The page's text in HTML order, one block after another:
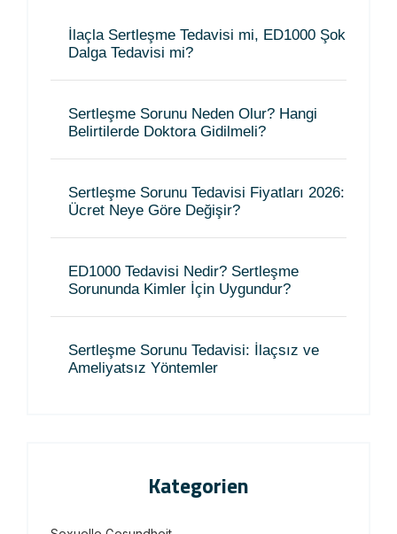
İlaçla Sertleşme Tedavisi mi, ED1000 Şok
Dalga Tedavisi mi?
Sertleşme Sorunu Neden Olur? Hangi
Belirtilerde Doktora Gidilmeli?
Sertleşme Sorunu Tedavisi Fiyatları 2026:
Ücret Neye Göre Değişir?
ED1000 Tedavisi Nedir? Sertleşme
Sorununda Kimler İçin Uygundur?
Sertleşme Sorunu Tedavisi: İlaçsız ve
Ameliyatsız Yöntemler
Kategorien